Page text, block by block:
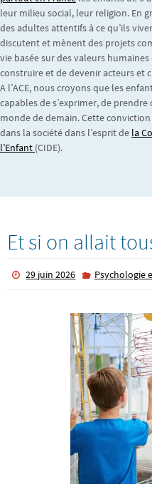
leur milieu social, leur religion. En
des adultes attentifs à ce qu’ils
discutent et mènent des projets
vie basée sur des valeurs
construire et de devenir acteurs et
A l’ACE, nous croyons que les
capables de s’exprimer, de
monde de demain. Cette conviction
dans la société dans l’esprit de la
l’Enfant (CIDE).
Et si on allait
29 juin 2026 Psychologie